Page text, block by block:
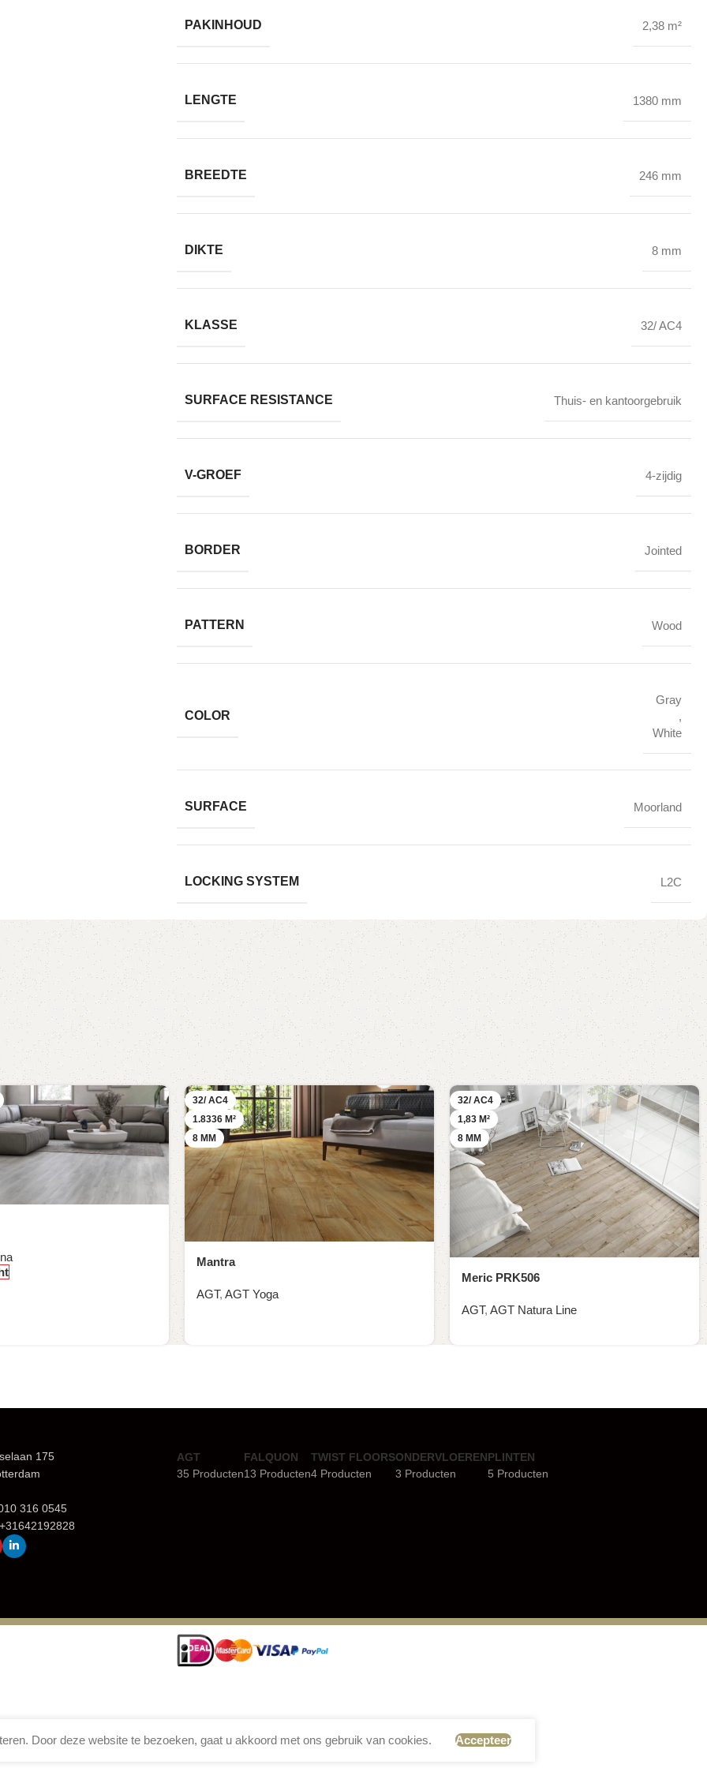
PAKINHOUD 2,38 m²
LENGTE 1380 mm
BREEDTE 246 mm
DIKTE 8 mm
KLASSE 32/ AC4
SURFACE RESISTANCE Thuis- en kantoorgebruik
V-GROEF 4-zijdig
BORDER Jointed
PATTERN Wood
COLOR
Gray
,
White
SURFACE Moorland
LOCKING SYSTEM L2C
32/ AC4
1.8336 M²
8 MM
Mantra
AGT, AGT Yoga
32/ AC4
1,83 M²
8 MM
Meric PRK506
AGT, AGT Natura Line
175
316 0545
AGT
35 Producten
FALQUON
13 Producten
TWIST FLOORS
4 Producten
ONDERVLOEREN
3 Producten
PLINTEN
5 Producten
Door deze website te bezoeken, gaat u akkoord met ons gebruik van cookies. Accepteer